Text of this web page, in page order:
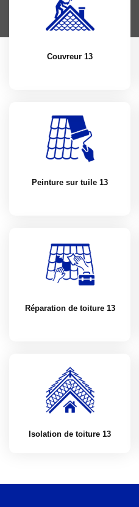
Couvreur 13
Peinture sur tuile 13
Réparation de toiture 13
Isolation de toiture 13